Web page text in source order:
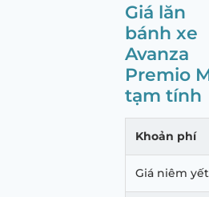
Giá lăn
bánh xe
Avanza
Premio
tạm tính
Khoản phí
Giá niêm yết